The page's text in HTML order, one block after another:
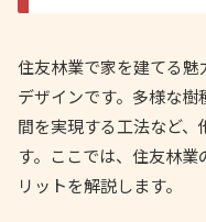
住友林業で家を建てる
デザインです。多様な
間を実現する工法など
す。ここでは、住友林
リットを解説します。